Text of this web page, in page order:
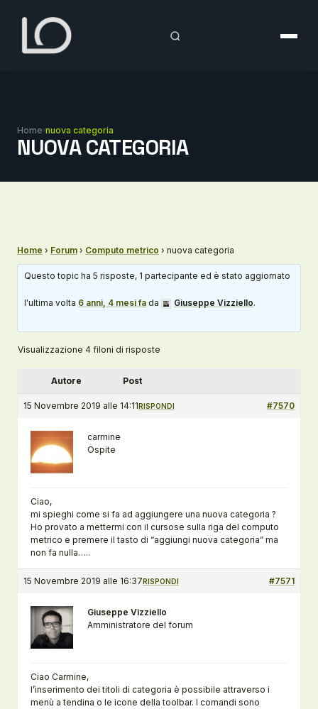
contenuto
Home›nuova categoria
NUOVA CATEGORIA
Home › Forum › Computo metrico › nuova categoria
Questo topic ha 5 risposte, 1 partecipante ed è stato aggiornato
l'ultima volta 6 anni, 4 mesi fa da Giuseppe Vizziello.
Visualizzazione 4 filoni di risposte
Autore Post
15 Novembre 2019 alle 14:11 #7570
RISPONDI
carmine
Ospite
Ciao,
mi spieghi come si fa ad aggiungere una nuova categoria ?
Ho provato a mettermi con il cursose sulla riga del computo
metrico e premere il tasto di “aggiungi nuova categoria” ma
non fa nulla…..
15 Novembre 2019 alle 16:37 #7571
RISPONDI
Giuseppe Vizziello
Amministratore del forum
Ciao Carmine,
l’inserimento dei titoli di categoria è possibile attraverso i
menù a tendina o le icone della toolbar. I comandi sono